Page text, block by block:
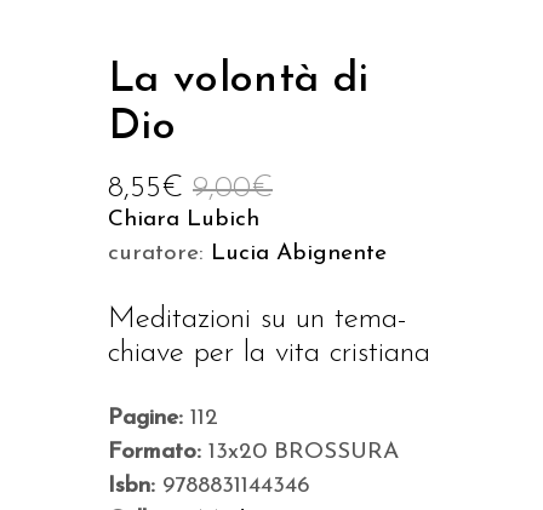
La volontà di
Dio
9,00€
8,55€
Chiara Lubich
curatore: Lucia Abignente
Meditazioni su un tema-
chiave per la vita cristiana
Pagine: 112
Formato: 13x20 BROSSURA
Isbn: 9788831144346